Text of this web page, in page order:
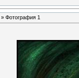
» Фотография 1